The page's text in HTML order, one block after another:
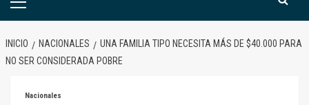
Menú
INICIO NACIONALES
UNA FAMILIA TIPO NECESITA MÁS DE $40.000 PARA
NO SER CONSIDERADA POBRE
Nacionales